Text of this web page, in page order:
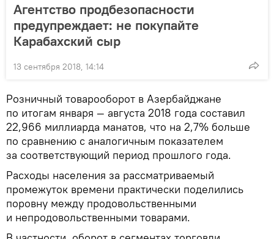
Агентство продбезопасности
предупреждает: не покупайте
Карабахский сыр
13 сентября 2018, 14:14
Розничный товарооборот в Азербайджане
по итогам января — августа 2018 года составил
22,966 миллиарда манатов, что на 2,7% больше
по сравнению с аналогичным показателем
за соответствующий период прошлого года.
Расходы населения за рассматриваемый
промежуток времени практически поделились
поровну между продовольственными
и непродовольственными товарами.